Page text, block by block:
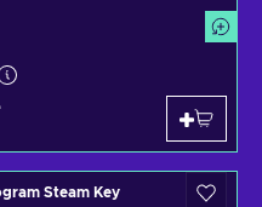
Steam Key